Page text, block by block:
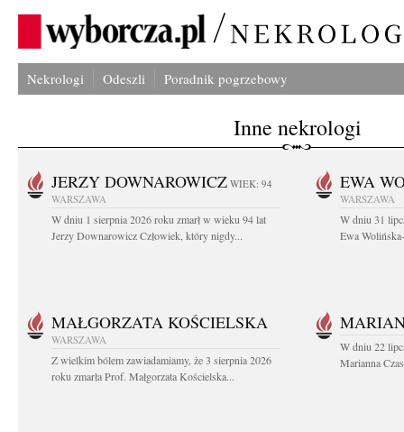
Nekrologi Odeszli Poradnik pogrzebowy
Inne nekrologi
JERZY DOWNAROWICZ WIEK: 94
WARSZAWA
W dniu 1 sierpnia 2026 roku zmarł w wieku 94 lat
Jerzy Downarowicz Człowiek, który nigdy...
EWA
WARSZAWA
W dniu 31
Ewa
MAŁGORZATA KOŚCIELSKA
WARSZAWA
Z wielkim bólem zawiadamiamy, że 3 sierpnia 2026
roku zmarła Prof. Małgorzata Kościelska...
W dniu 22
Marianna